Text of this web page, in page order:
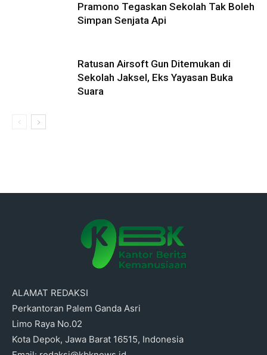
Pramono Tegaskan Sekolah Tak Boleh
Simpan Senjata Api
Ratusan Airsoft Gun Ditemukan di
Sekolah Jaksel, Eks Yayasan Buka
Suara
ALAMAT REDAKSI
Perkantoran Palem Ganda Asri
Limo Raya No.02
Kota Depok, Jawa Barat 16515, Indonesia